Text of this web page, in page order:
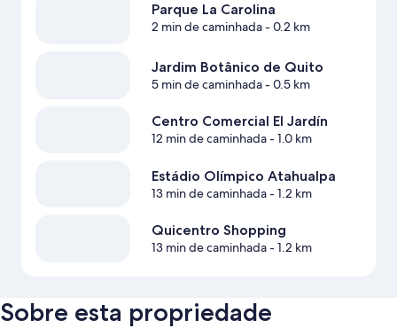
Parque La Carolina
2 min de caminhada- 0.2 km
Jardim Botânico de Quito
5 min de caminhada- 0.5 km
Centro Comercial El Jardín
12 min de caminhada- 1.0 km
Estádio Olímpico Atahualpa
13 min de caminhada- 1.2 km
Quicentro Shopping
13 min de caminhada- 1.2 km
Sobre esta propriedade